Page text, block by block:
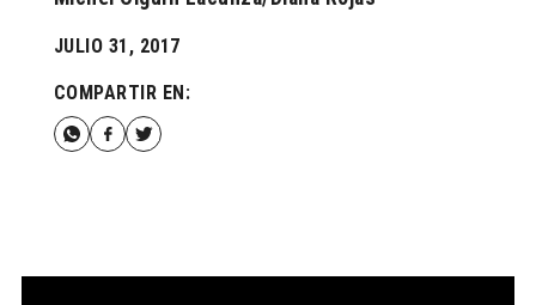
JULIO 31, 2017
COMPARTIR EN: